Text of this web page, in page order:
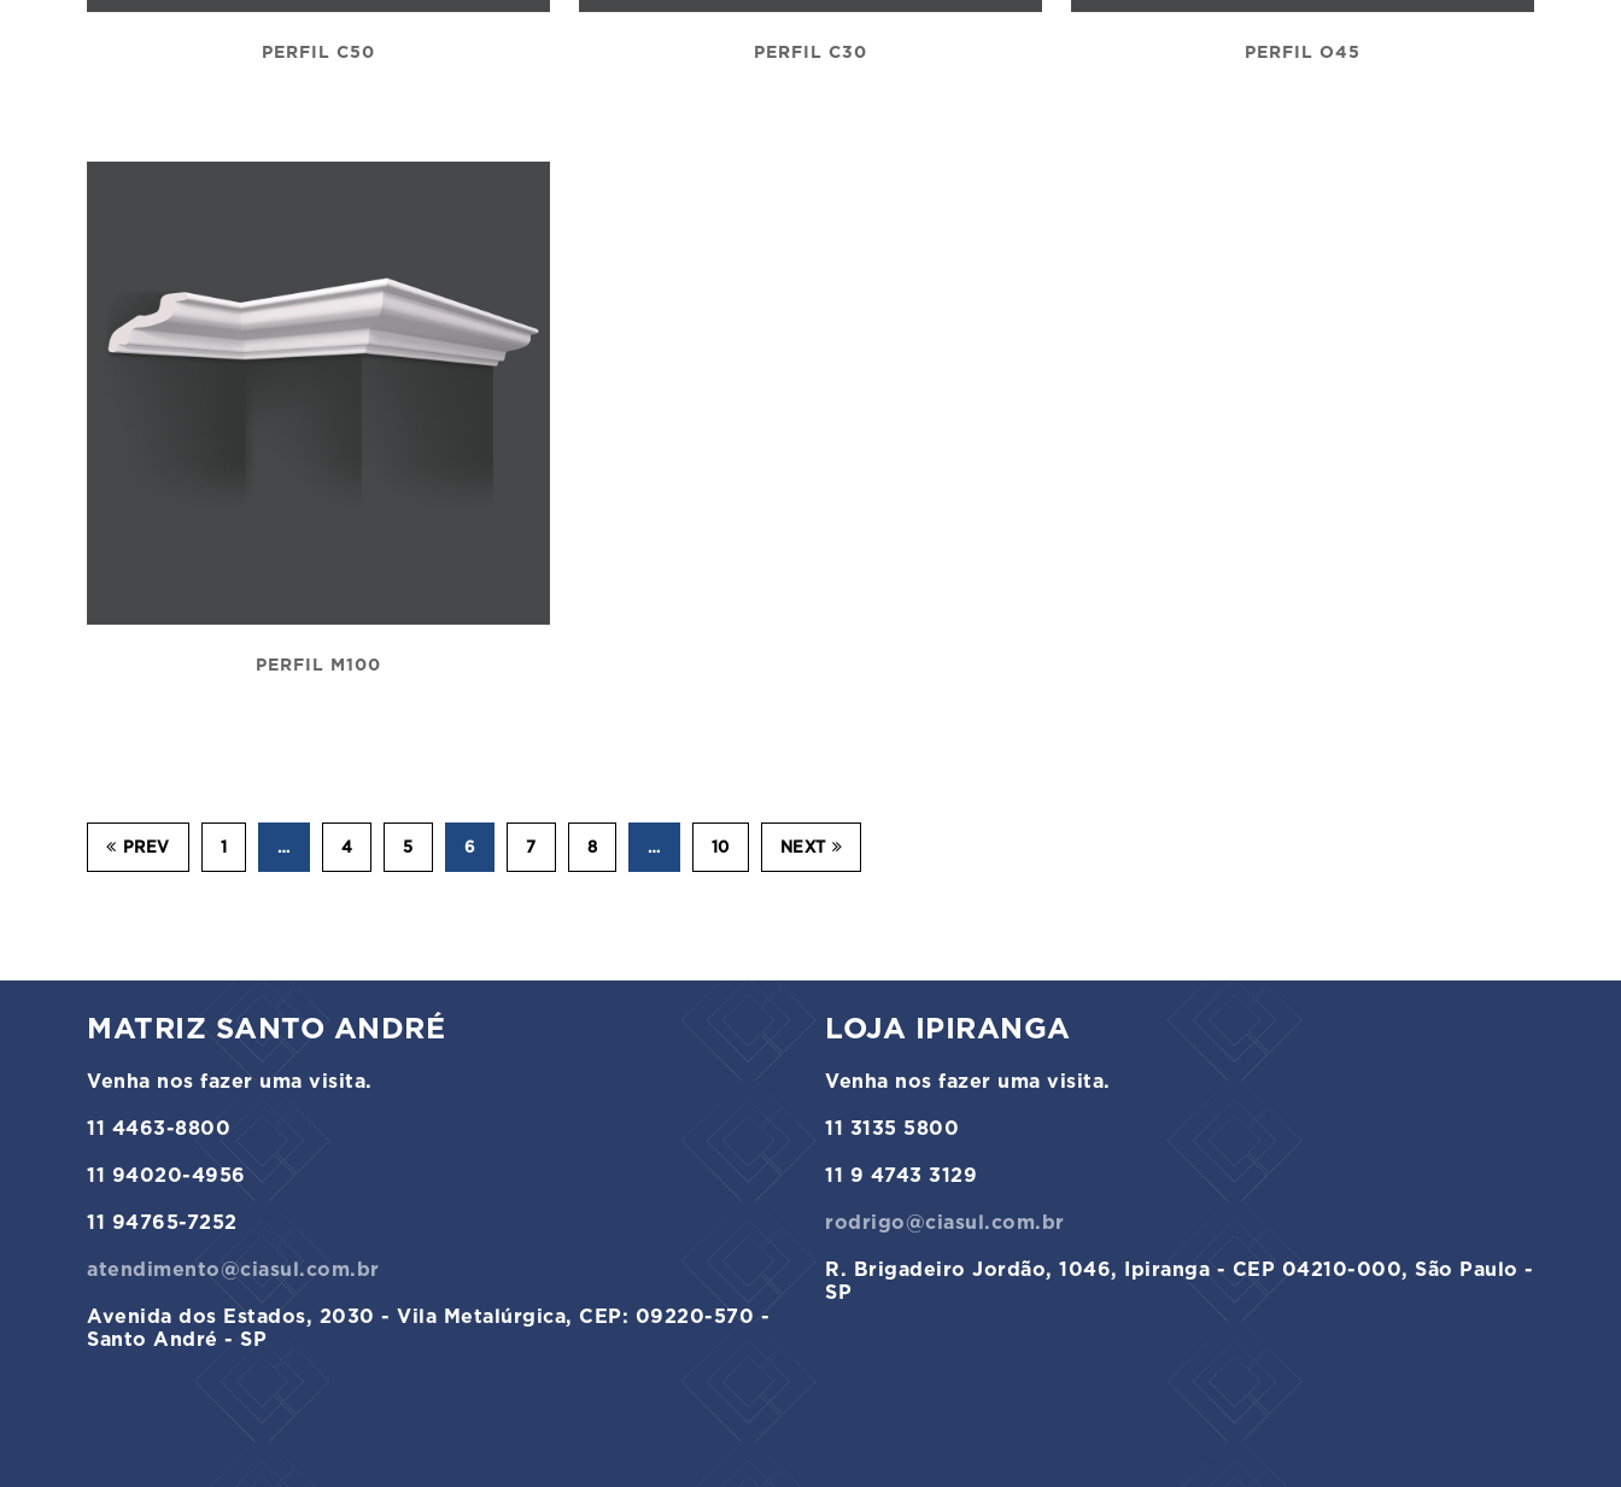
PERFIL C50 PERFIL C30 PERFIL O45
PERFIL M100
PREV 1 … 4 5 6 7 8 … 10 NEXT
MATRIZ SANTO ANDRÉ
Venha nos fazer uma visita.
11 4463-8800
11 94020-4956
11 94765-7252
atendimento@ciasul.com.br
Avenida dos Estados, 2030 - Vila Metalúrgica, CEP: 09220-570 -
Santo André - SP
LOJA IPIRANGA
Venha nos fazer uma visita.
11 3135 5800
11 9 4743 3129
rodrigo@ciasul.com.br
R. Brigadeiro Jordão, 1046, Ipiranga - CEP 04210-000, São Paulo -
SP